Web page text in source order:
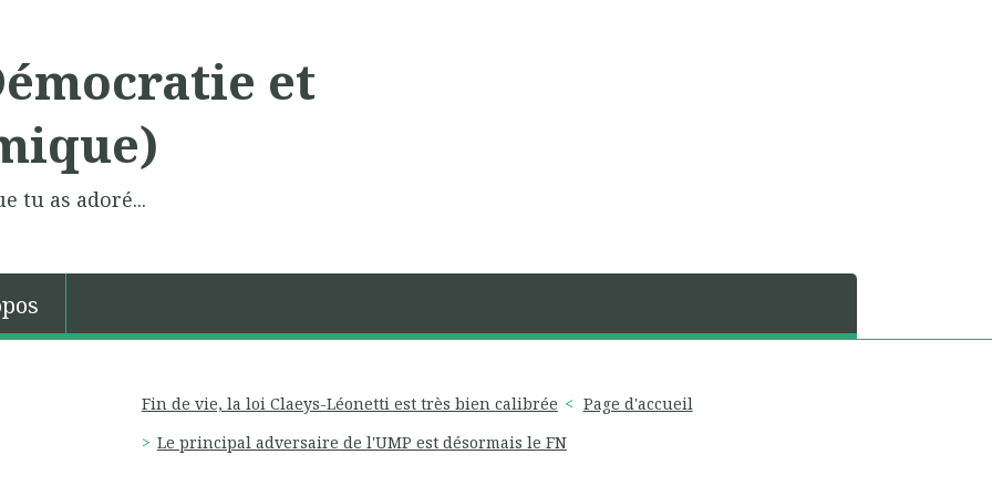
et
tu as adoré...
Fin de vie, la loi Claeys-Léonetti est très bien calibrée
Page d'accueil
Le principal adversaire de l'UMP est désormais le FN